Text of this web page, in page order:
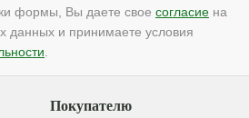
формы, Вы даете свое согласие на
данных и принимаете условия
Покупателю